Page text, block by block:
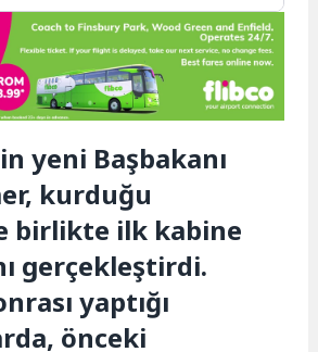
yeni Başbakanı
kurduğu
birlikte ilk kabine
gerçekleştirdi.
yaptığı
önceki